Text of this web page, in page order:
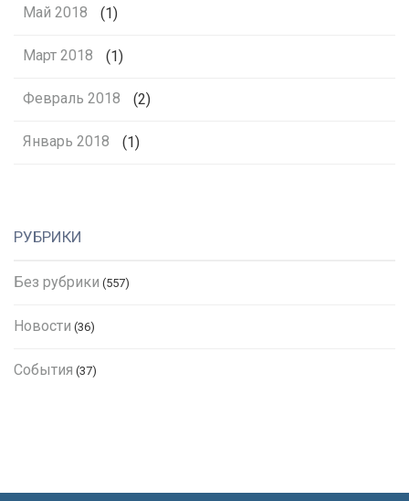
Май 2018 (1)
Март 2018 (1)
Февраль 2018 (2)
Январь 2018 (1)
РУБРИКИ
Без рубрики (557)
Новости (36)
События (37)